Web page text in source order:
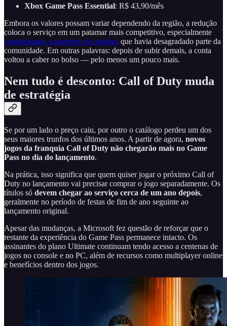
Xbox Game Pass Essential: R$ 43,90/mês
Embora os valores possam variar dependendo da região, a redução
coloca o serviço em um patamar mais competitivo, especialmente
considerando o aumento de outubro que havia desagradado parte da
comunidade. Em outras palavras: depois de subir demais, a conta
voltou a caber no bolso — pelo menos um pouco mais.
Nem tudo é desconto: Call of Duty muda
de estratégia
Se por um lado o preço caiu, por outro o catálogo perdeu um dos
seus maiores trunfos dos últimos anos. A partir de agora, novos
jogos da franquia Call of Duty não chegarão mais no Game
Pass no dia do lançamento.
Na prática, isso significa que quem quiser jogar o próximo Call of
Duty no lançamento vai precisar comprar o jogo separadamente. Os
títulos só devem chegar ao serviço cerca de um ano depois,
geralmente no período de festas de fim de ano seguinte ao
lançamento original.
Apesar das mudanças, a Microsoft fez questão de reforçar que o
restante da experiência do Game Pass permanece intacto. Os
assinantes do plano Ultimate continuam tendo acesso a centenas de
jogos no console e no PC, além de recursos como multiplayer online
e benefícios dentro dos jogos.